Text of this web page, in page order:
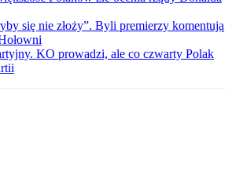
się nie złoży”. Byli premierzy komentują
KO prowadzi, ale co czwarty Polak